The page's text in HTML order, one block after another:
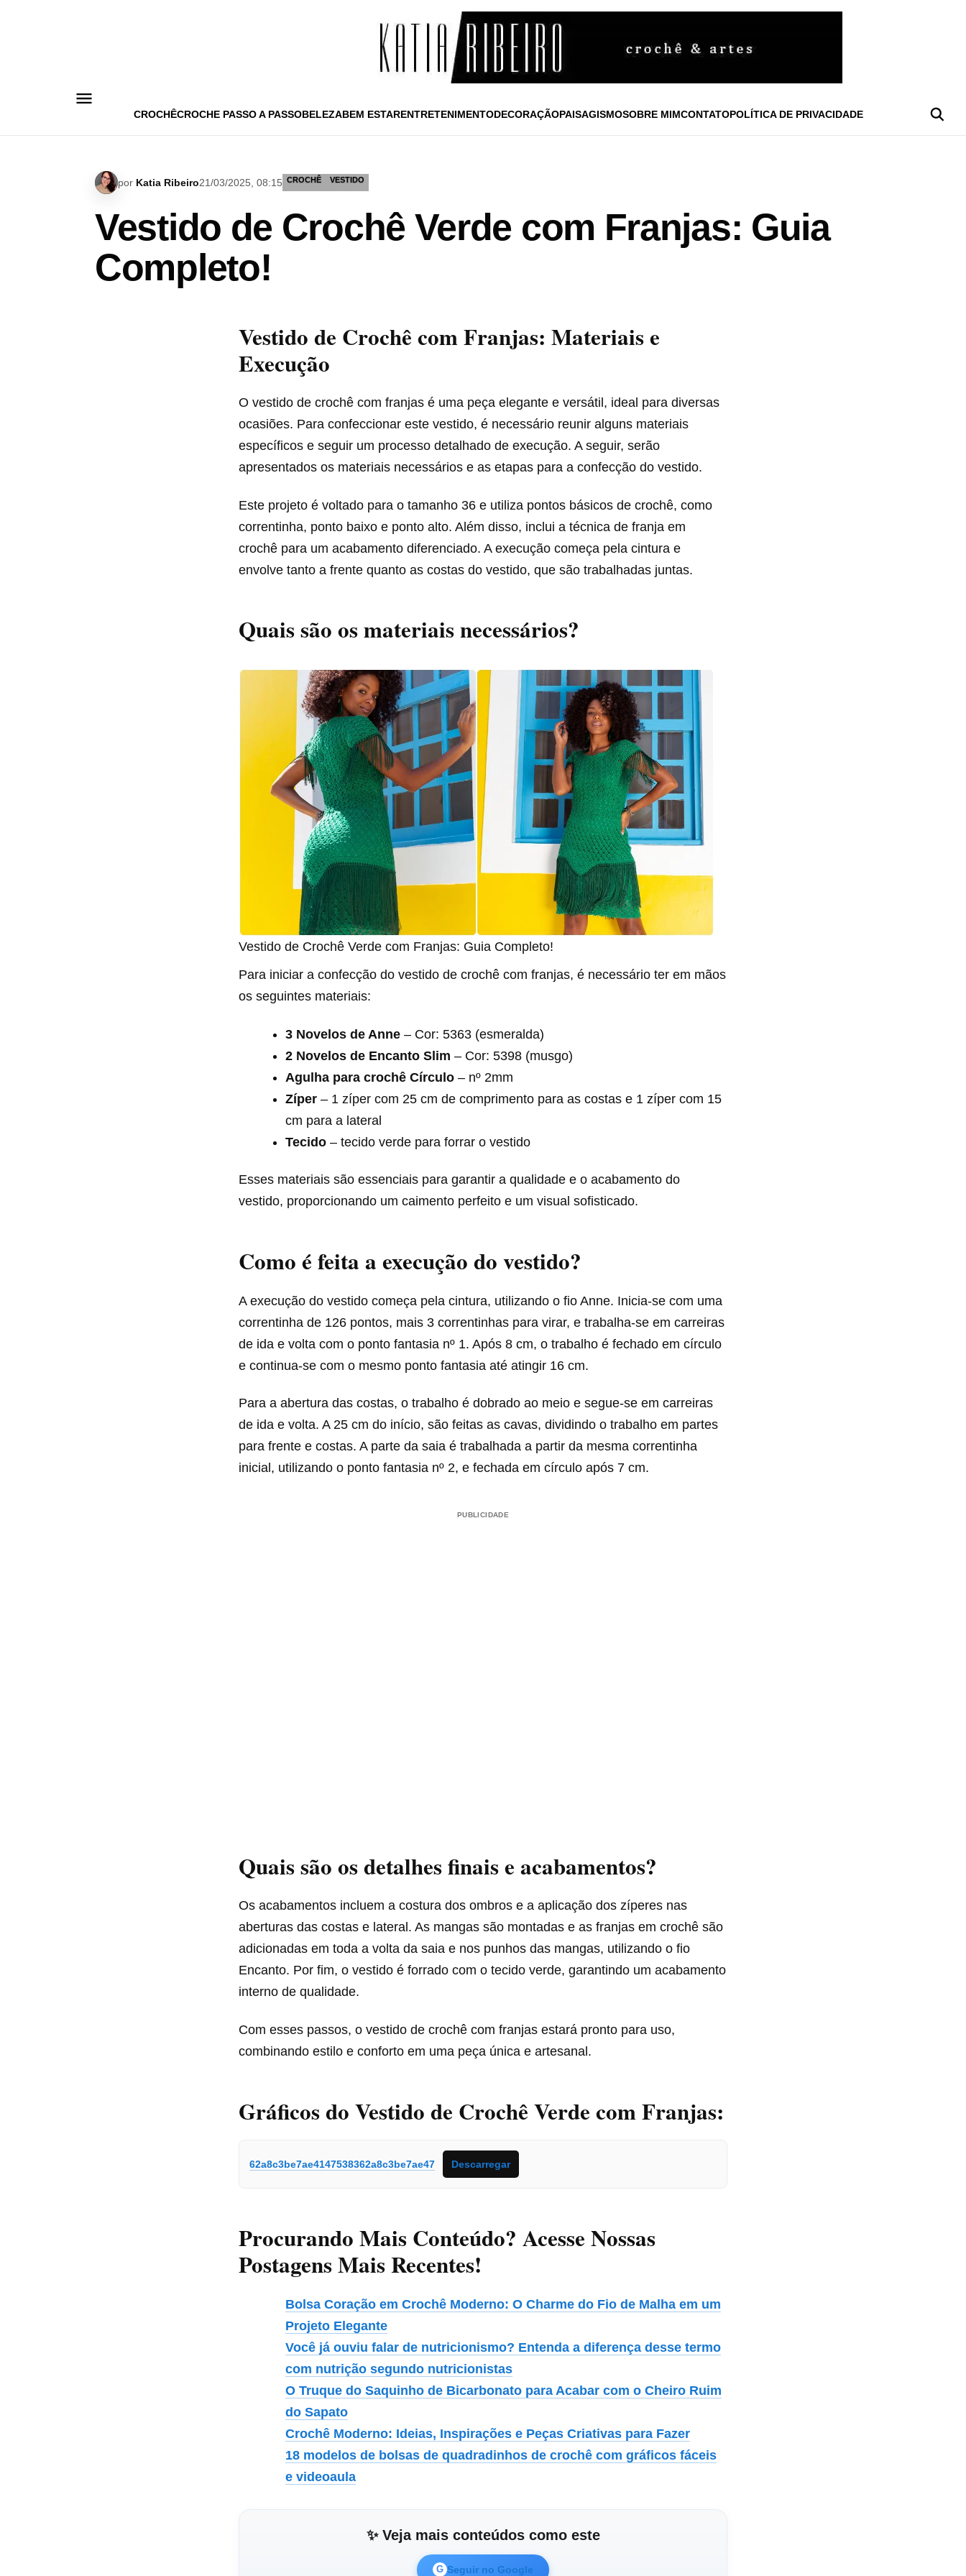
CROCHÊCROCHE PASSO A PASSOBELEZABEM ESTARENTRETENIMENTODECORAÇÃOPAISAGISMOSOBRE MIMCONTATOPOLÍTICA DE PRIVACIDADE
por Katia Ribeiro21/03/2025, 08:15 CROCHÊ VESTIDO
Vestido de Crochê Verde com Franjas: Guia
Completo!
Vestido de Crochê com Franjas: Materiais e
Execução
O vestido de crochê com franjas é uma peça elegante e versátil, ideal para diversas
ocasiões. Para confeccionar este vestido, é necessário reunir alguns materiais
específicos e seguir um processo detalhado de execução. A seguir, serão
apresentados os materiais necessários e as etapas para a confecção do vestido.
Este projeto é voltado para o tamanho 36 e utiliza pontos básicos de crochê, como
correntinha, ponto baixo e ponto alto. Além disso, inclui a técnica de franja em
crochê para um acabamento diferenciado. A execução começa pela cintura e
envolve tanto a frente quanto as costas do vestido, que são trabalhadas juntas.
Quais são os materiais necessários?
Vestido de Crochê Verde com Franjas: Guia Completo!
Para iniciar a confecção do vestido de crochê com franjas, é necessário ter em mãos
os seguintes materiais:
3 Novelos de Anne – Cor: 5363 (esmeralda)
2 Novelos de Encanto Slim – Cor: 5398 (musgo)
Agulha para crochê Círculo – nº 2mm
Zíper – 1 zíper com 25 cm de comprimento para as costas e 1 zíper com 15
cm para a lateral
Tecido – tecido verde para forrar o vestido
Esses materiais são essenciais para garantir a qualidade e o acabamento do
vestido, proporcionando um caimento perfeito e um visual sofisticado.
Como é feita a execução do vestido?
A execução do vestido começa pela cintura, utilizando o fio Anne. Inicia-se com uma
correntinha de 126 pontos, mais 3 correntinhas para virar, e trabalha-se em carreiras
de ida e volta com o ponto fantasia nº 1. Após 8 cm, o trabalho é fechado em círculo
e continua-se com o mesmo ponto fantasia até atingir 16 cm.
Para a abertura das costas, o trabalho é dobrado ao meio e segue-se em carreiras
de ida e volta. A 25 cm do início, são feitas as cavas, dividindo o trabalho em partes
para frente e costas. A parte da saia é trabalhada a partir da mesma correntinha
inicial, utilizando o ponto fantasia nº 2, e fechada em círculo após 7 cm.
PUBLICIDADE
Quais são os detalhes finais e acabamentos?
Os acabamentos incluem a costura dos ombros e a aplicação dos zíperes nas
aberturas das costas e lateral. As mangas são montadas e as franjas em crochê são
adicionadas em toda a volta da saia e nos punhos das mangas, utilizando o fio
Encanto. Por fim, o vestido é forrado com o tecido verde, garantindo um acabamento
interno de qualidade.
Com esses passos, o vestido de crochê com franjas estará pronto para uso,
combinando estilo e conforto em uma peça única e artesanal.
Gráficos do Vestido de Crochê Verde com Franjas:
62a8c3be7ae4147538362a8c3be7ae47 Descarregar
Procurando Mais Conteúdo? Acesse Nossas
Postagens Mais Recentes!
Bolsa Coração em Crochê Moderno: O Charme do Fio de Malha em um
Projeto Elegante
Você já ouviu falar de nutricionismo? Entenda a diferença desse termo
com nutrição segundo nutricionistas
O Truque do Saquinho de Bicarbonato para Acabar com o Cheiro Ruim
do Sapato
Crochê Moderno: Ideias, Inspirações e Peças Criativas para Fazer
18 modelos de bolsas de quadradinhos de crochê com gráficos fáceis
e videoaula
✨ Veja mais conteúdos como este
G Seguir no Google